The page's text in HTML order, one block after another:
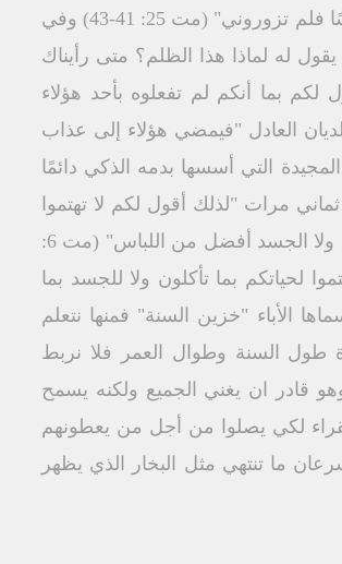
تطعموني عطشت فلم تسقوني كنت غريبًا فلم تأووني عريانًا فلم تكسوني مريضًا ومحبوسًا فلم تزوروني" (مت 25: 41-43) وفي
له لماذا هذا الظلم؟ متى رأيناك
بما أنكم لم تفعلوه بأحد هؤلاء
فم الحاكم الديان العادل "فيمضي هؤلاء إلى عذاب
وكنيسته المجيدة التي أسسها بدمه الذكي دائمًا
ثماني مرات "لذلك أقول لكم لا تهتموا
لحياتكم بما تأكلون وبما تشربون ولا لأجسادكم بما تلبسون ليست الحياة أفضل من الطعام ولا الجسد أفضل من اللباس" (مت 6:
لكملا تهتموا لحياتكم بما تأكلون ولا للجسد بما
التي أسماها الأباء "خزين السنة" فمنها نتعلم
طول السنة وطوال العمر فلا نربط
قادر ان يغني الجميع ولكنه يسمح
لكي يصلوا من أجل من يعطونهم
ما تنتهي مثل البخار الذي يظهر